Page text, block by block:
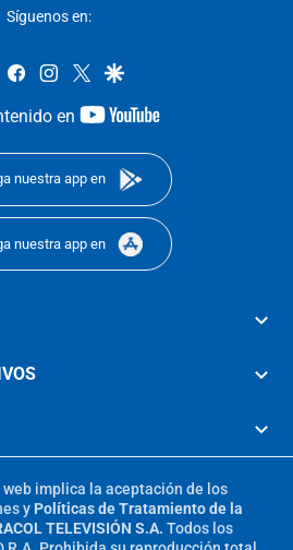
Síguenos en:
whatsappfacebookinstagram
twittergoogle
en
youtube-
nuestra app en
nuestra app en
implica la aceptación de los
y Políticas de Tratamiento de la
TELEVISIÓN S.A. Todos los